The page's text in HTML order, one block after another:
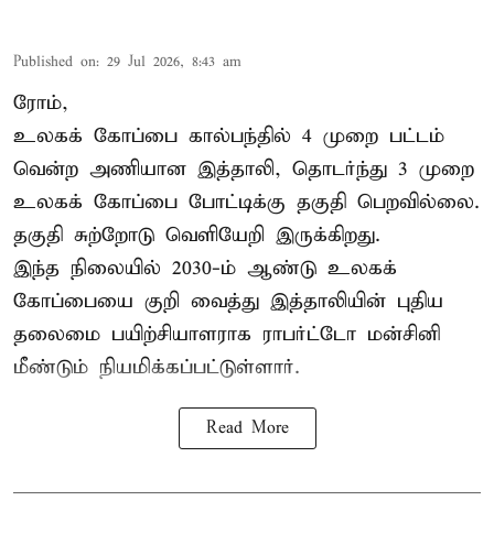
Published on: 29 Jul 2026, 8:43 am
ரோம்,
உலகக் கோப்பை கால்பந்தில் 4 முறை பட்டம்
வென்ற அணியான இத்தாலி, தொடர்ந்து 3 முறை
உலகக் கோப்பை போட்டிக்கு தகுதி பெறவில்லை.
தகுதி சுற்றோடு வெளியேறி இருக்கிறது.
இந்த நிலையில் 2030-ம் ஆண்டு உலகக்
கோப்பையை குறி வைத்து இத்தாலியின் புதிய
தலைமை பயிற்சியாளராக ராபர்ட்டோ மன்சினி
மீண்டும் நியமிக்கப்பட்டுள்ளார்.
Read More